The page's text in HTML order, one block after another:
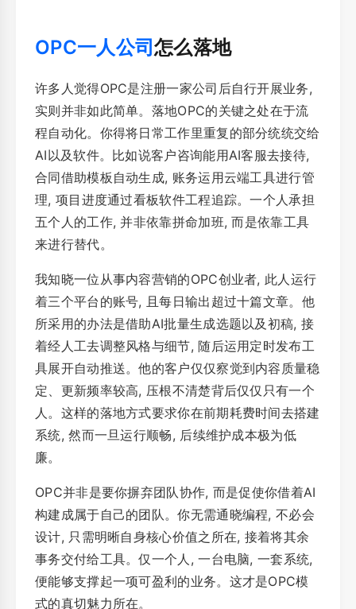
OPC一人公司怎么落地
许多人觉得OPC是注册一家公司后自行开展业务,
实则并非如此简单。落地OPC的关键之处在于流
程自动化。你得将日常工作里重复的部分统统交给
AI以及软件。比如说客户咨询能用AI客服去接待,
合同借助模板自动生成, 账务运用云端工具进行管
理, 项目进度通过看板软件工程追踪。一个人承担
五个人的工作, 并非依靠拼命加班, 而是依靠工具
来进行替代。
我知晓一位从事内容营销的OPC创业者, 此人运行
着三个平台的账号, 且每日输出超过十篇文章。他
所采用的办法是借助AI批量生成选题以及初稿, 接
着经人工去调整风格与细节, 随后运用定时发布工
具展开自动推送。他的客户仅仅察觉到内容质量稳
定、更新频率较高, 压根不清楚背后仅仅只有一个
人。这样的落地方式要求你在前期耗费时间去搭建
系统, 然而一旦运行顺畅, 后续维护成本极为低
廉。
OPC并非是要你摒弃团队协作, 而是促使你借着AI
构建成属于自己的团队。你无需通晓编程, 不必会
设计, 只需明晰自身核心价值之所在, 接着将其余
事务交付给工具。仅一个人, 一台电脑, 一套系统,
便能够支撑起一项可盈利的业务。这才是OPC模
式的真切魅力所在。